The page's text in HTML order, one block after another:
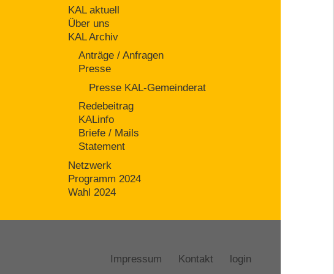
KAL aktuell
Über uns
KAL Archiv
Anträge / Anfragen
Presse
Presse KAL-Gemeinderat
Redebeitrag
KALinfo
Briefe / Mails
Statement
Netzwerk
Programm 2024
Wahl 2024
Impressum Kontakt login